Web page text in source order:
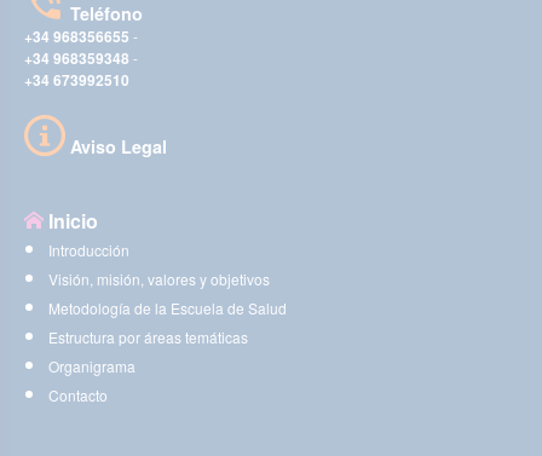
Teléfono
+34 968356655 -
+34 968359348 -
+34 673992510
Aviso Legal
Inicio
Introducción
Visión, misión, valores y objetivos
Metodología de la Escuela de Salud
Estructura por áreas temáticas
Organigrama
Contacto